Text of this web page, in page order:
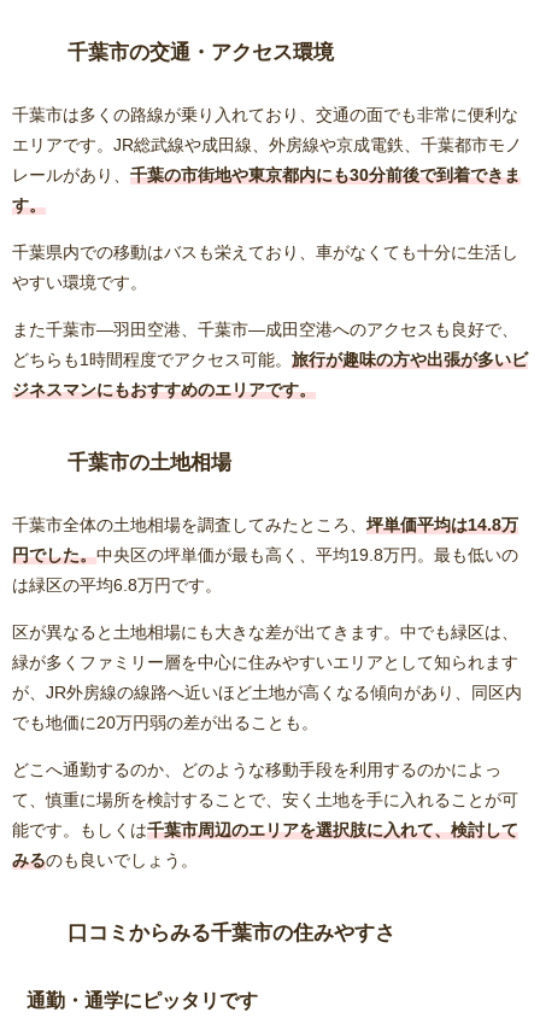
千葉市の交通・アクセス環境
千葉市は多くの路線が乗り入れており、交通の面でも非常に便利な
エリアです。JR総武線や成田線、外房線や京成電鉄、千葉都市モノ
レールがあり、 千葉の市街地や東京都内にも30分前後で到着できま
す。
千葉県内での移動はバスも栄えており、車がなくても十分に生活し
やすい環境です。
また千葉市―羽田空港、千葉市―成田空港へのアクセスも良好で、
どちらも1時間程度でアクセス可能。 旅行が趣味の方や出張が多いビ
ジネスマンにもおすすめのエリアです。
千葉市の土地相場
千葉市全体の土地相場を調査してみたところ、 坪単価平均は14.8万
円でした。中央区の坪単価が最も高く、平均19.8万円。最も低いの
は緑区の平均6.8万円です。
区が異なると土地相場にも大きな差が出てきます。中でも緑区は、
緑が多くファミリー層を中心に住みやすいエリアとして知られます
が、JR外房線の線路へ近いほど土地が高くなる傾向があり、同区内
でも地価に20万円弱の差が出ることも。
どこへ通勤するのか、どのような移動手段を利用するのかによっ
て、慎重に場所を検討することで、安く土地を手に入れることが可
能です。もしくは千葉市周辺のエリアを選択肢に入れて、検討して
みるのも良いでしょう。
口コミからみる千葉市の住みやすさ
通勤・通学にピッタリです